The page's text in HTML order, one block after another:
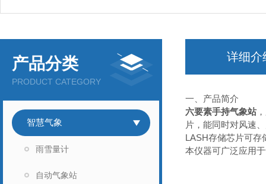
产品分类
PRODUCT CATEGORY
智慧气象
雨雪量计
自动气象站
详细介
一、产品简介
六要素手持气象站
片，能同时对风速
LASH存储芯片可存
本仪器可广泛应用